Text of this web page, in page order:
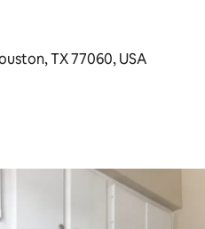
TX 77060, USA